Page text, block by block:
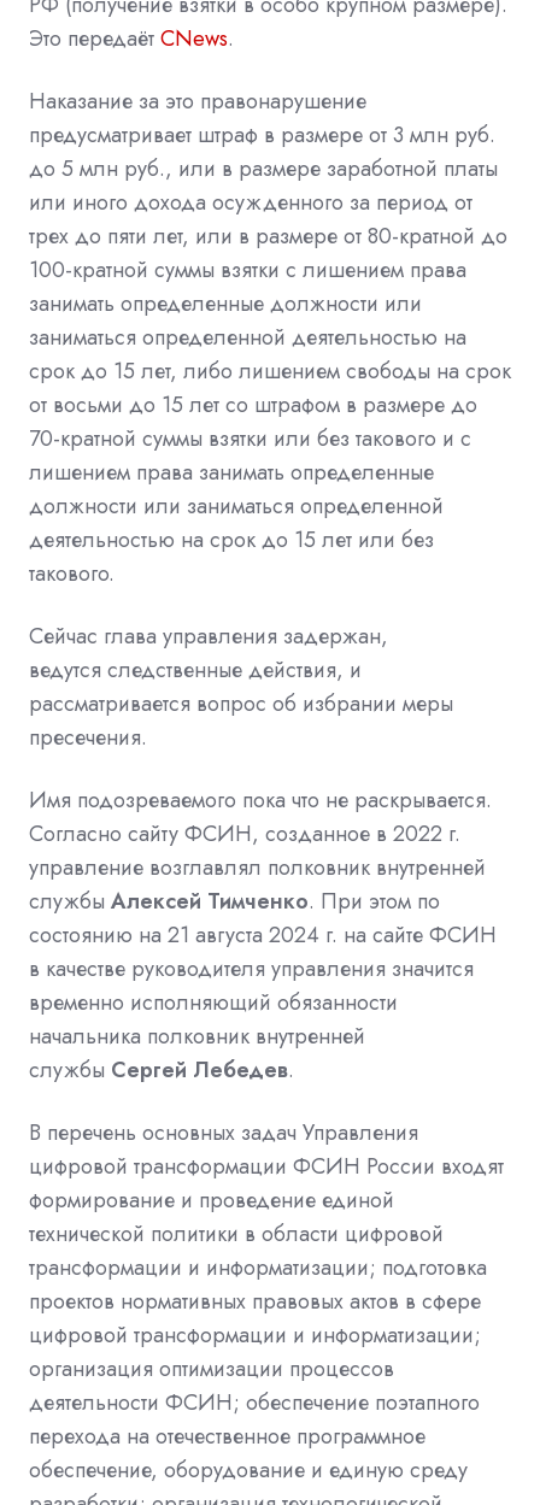
Это передаётCNews.
Наказание за это правонарушение
предусматривает штраф в размере от 3 млн руб.
до 5 млн руб., или в размере заработной платы
или иного дохода осужденного за период от
трех до пяти лет, или в размере от 80-кратной до
100-кратной суммы взятки с лишением права
занимать определенные должности или
заниматься определенной деятельностью на
срок до 15 лет, либо лишением свободы на срок
от восьми до 15 лет со штрафом в размере до
70-кратной суммы взятки или без такового и с
лишением права занимать определенные
должности или заниматься определенной
деятельностью на срок до 15 лет или без
такового.
Сейчас глава управления задержан,
ведутся следственные действия, и
рассматривается вопрос об избрании меры
пресечения.
Имя подозреваемого пока что не раскрывается.
Согласно сайту ФСИН, созданное в 2022 г.
управление возглавлял полковник внутренней
службы Алексей Тимченко. При этом по
состоянию на 21 августа 2024 г. на сайте ФСИН
в качестве руководителя управления значится
временно исполняющий обязанности
начальника полковник внутренней
службы Сергей Лебедев.
В перечень основных задач Управления
цифровой трансформации ФСИН России входят
формирование и проведениеединой
технической политики в области цифровой
трансформации и информатизации; подготовка
проектов нормативных правовых актов в сфере
цифровой трансформации и информатизации;
организация оптимизации процессов
деятельности ФСИН; обеспечение поэтапного
перехода на отечественное программное
обеспечение, оборудование и единую среду